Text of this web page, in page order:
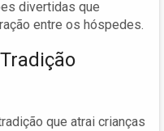
divertidas que
entre os hóspedes.
que atrai crianças